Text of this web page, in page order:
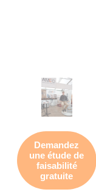
Demandez
uneétude de
faisabilité
gratuite